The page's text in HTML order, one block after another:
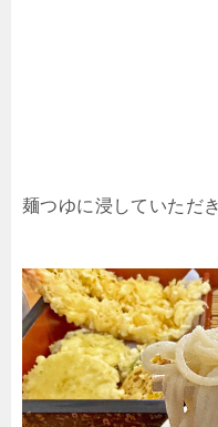
麺つゆに浸していただ